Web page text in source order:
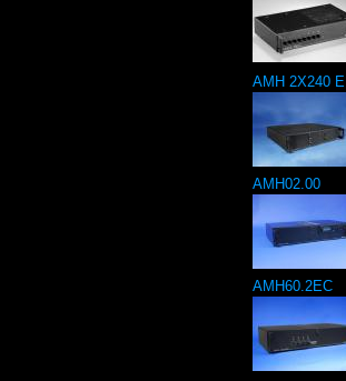
AMH 2X240 E
AMH02.00
AMH60.2EC